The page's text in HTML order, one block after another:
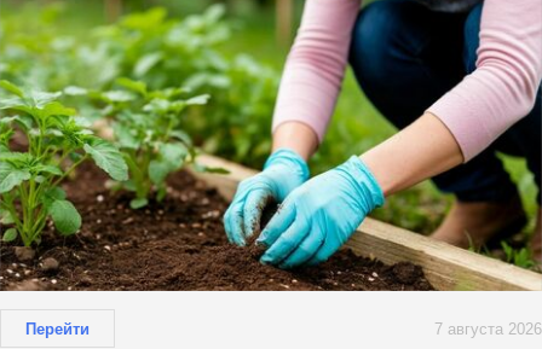
Перейти 7 августа 2026